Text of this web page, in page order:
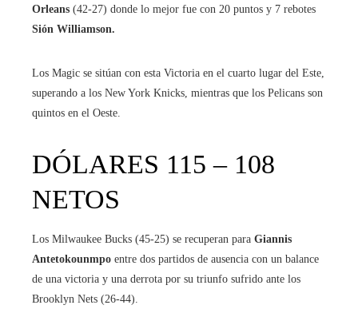
Orleans (42-27) donde lo mejor fue con 20 puntos y 7 rebotes
Sión Williamson.
Los Magic se sitúan con esta Victoria en el cuarto lugar del Este,
superando a los New York Knicks, mientras que los Pelicans son
quintos en el Oeste.
DÓLARES 115 – 108
NETOS
Los Milwaukee Bucks (45-25) se recuperan para Giannis
Antetokounmpo entre dos partidos de ausencia con un balance
de una victoria y una derrota por su triunfo sufrido ante los
Brooklyn Nets (26-44).